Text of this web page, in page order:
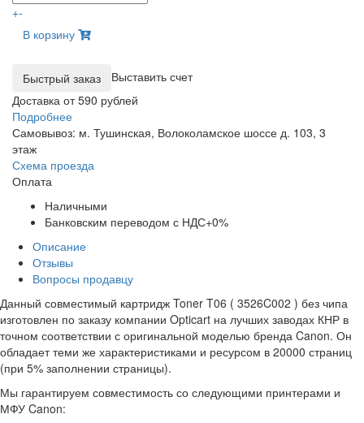
+-
В корзину
Выставить счет
Доставка от 590 рублей
Подробнее
Самовывоз: м. Тушинская, Волоколамское шоссе д. 103, 3
этаж
Схема проезда
Оплата
Наличными
Банковским переводом с НДС+0%
Описание
Отзывы
Вопросы продавцу
Данный совместимый картридж Toner T06 ( 3526C002 ) без чипа
изготовлен по заказу компании Opticart на лучших заводах КНР в
точном соответствии с оригинальной моделью бренда Canon. Он
обладает теми же характеристиками и ресурсом в 20000 страниц
(при 5% заполнении страницы).
Мы гарантируем совместимость со следующими принтерами и
МФУ Canon: